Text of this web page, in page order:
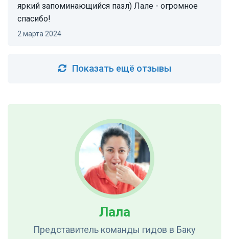
яркий запоминающийся пазл) Лале - огромное
спасибо!
2 марта 2024
Показать ещё отзывы
Лала
Представитель команды гидов в Баку